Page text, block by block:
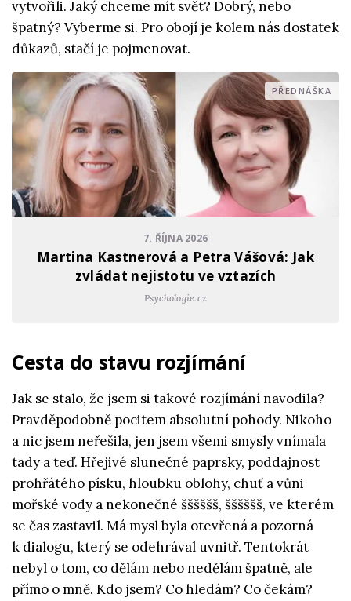
vytvořili. Jaký chceme mít svět? Dobrý, nebo
špatný? Vyberme si. Pro obojí je kolem nás dostatek
důkazů, stačí je pojmenovat.
PŘEDNÁŠKA
7. ŘÍJNA 2026
Martina Kastnerová a Petra Vášová: Jak
zvládat nejistotu ve vztazích
Psychologie.cz
Cesta do stavu rozjímání
Jak se stalo, že jsem si takové rozjímání navodila?
Pravděpodobně pocitem absolutní pohody. Nikoho
a nic jsem neřešila, jen jsem všemi smysly vnímala
tady a teď. Hřejivé slunečné paprsky, poddajnost
prohřátého písku, hloubku oblohy, chuť a vůni
mořské vody a nekonečné šššššš, šššššš, ve kterém
se čas zastavil. Má mysl byla otevřená a pozorná
k dialogu, který se odehrával uvnitř. Tentokrát
nebyl o tom, co dělám nebo nedělám špatně, ale
přímo o mně. Kdo jsem? Co hledám? Co čekám?